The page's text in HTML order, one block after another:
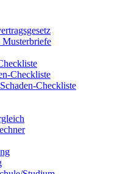
Checkliste
Checkliste